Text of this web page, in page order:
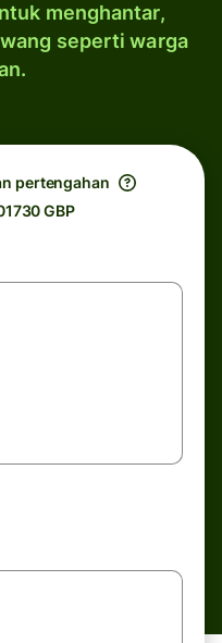
menghantar,
seperti warga
pertengahan
GBP